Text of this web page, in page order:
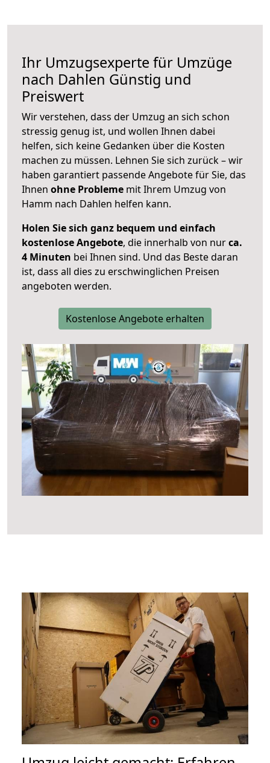
Ihr Umzugsexperte für Umzüge
nach Dahlen Günstig und
Preiswert
Wir verstehen, dass der Umzug an sich schon
stressig genug ist, und wollen Ihnen dabei
helfen, sich keine Gedanken über die Kosten
machen zu müssen. Lehnen Sie sich zurück – wir
haben garantiert passende Angebote für Sie, das
Ihnen ohne Probleme mit Ihrem Umzug von
Hamm nach Dahlen helfen kann.
Holen Sie sich ganz bequem und einfach
kostenlose Angebote, die innerhalb von nurca.
4 Minuten bei Ihnen sind. Und das Beste daran
ist, dass all dies zu erschwinglichen Preisen
angeboten werden.
Kostenlose Angebote erhalten